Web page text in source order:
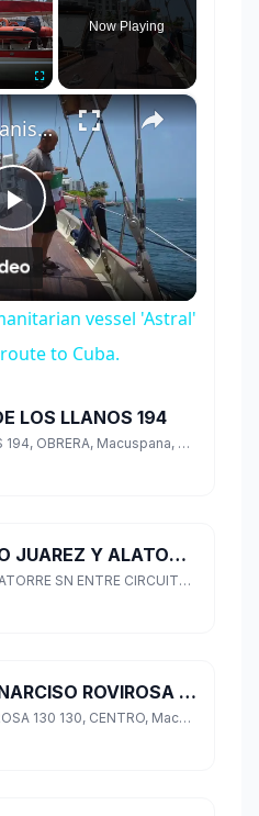
Fullscreen
Now Playing
×
Play
Video
Mexico: Spanish humanitarian vessel 'Astral' arrives in Mexico en route to Cuba.
vessel 'Astral'
to Cuba.
LOS LLANOS 194
MORRICO DE LOS LLANOS 194, OBRERA, Macuspana, Tabasco
ATM en ESQ BENITO JUAREZ Y ALATORRE SN ENTRE CIRCUITO Y AQUILES SER 0
ESQ BENITO JUAREZ Y ALATORRE SN ENTRE CIRCUITO Y AQUILES SER 0, CENTRO, Macuspana, Tabasco
ATM en AV PASEO NARCISO ROVIROSA 130 130
AV PASEO NARCISO ROVIROSA 130 130, CENTRO, Macuspana, Tabasco